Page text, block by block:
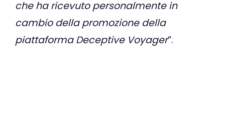
che ha ricevuto personalmente in
cambio della promozione della
piattaforma Deceptive Voyager“.